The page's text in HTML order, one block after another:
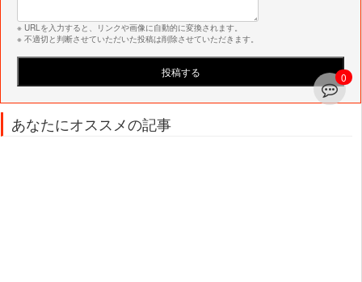
0
※ URLを入力すると、リンクや画像に自動的に変換されます。
※ 不適切と判断させていただいた投稿は削除させていただきます。
あなたにオススメの記事